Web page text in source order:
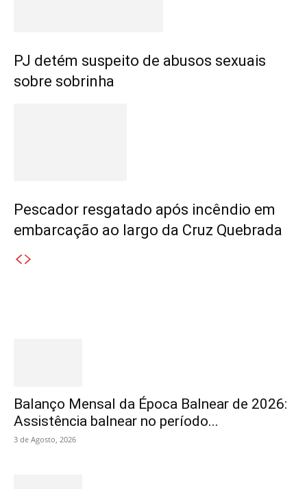
PJ detém suspeito de abusos sexuais
sobre sobrinha
Pescador resgatado após incêndio em
embarcação ao largo da Cruz Quebrada
Balanço Mensal da Época Balnear de 2026:
Assistência balnear no período...
3 de Agosto, 2026